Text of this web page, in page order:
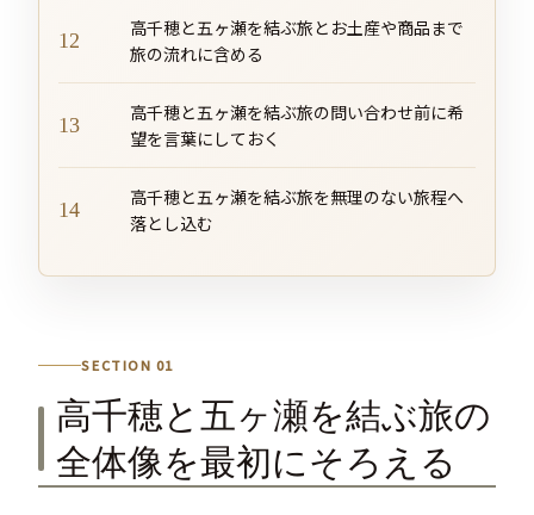
高千穂と五ヶ瀬を結ぶ旅とお土産や商品まで
旅の流れに含める
高千穂と五ヶ瀬を結ぶ旅の問い合わせ前に希
望を言葉にしておく
高千穂と五ヶ瀬を結ぶ旅を無理のない旅程へ
落とし込む
SECTION 01
高千穂と五ヶ瀬を結ぶ旅の
全体像を最初にそろえる